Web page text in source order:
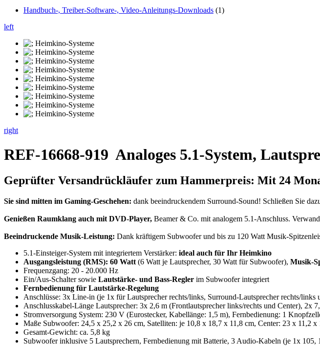
Handbuch-, Treiber-Software-, Video-Anleitungs-Downloads (1)
left
right
REF-16668-919 Analoges 5.1-System,
Geprüfter Versandrückläufer zum Hammerpreis: Mit 24
Sie sind mitten im Gaming-Geschehen: dank beeindruckendem Surround-Sound! Schließen Sie
Genießen Raumklang auch mit DVD-Player, Beamer & Co. mit analogem 5.1-Anschluss.
Beeindruckende Musik-Leistung: Dank kräftigem Subwoofer und bis zu 120 Watt Musik-
5.1-Einsteiger-System mit integriertem Verstärker: ideal auch für Ihr Heimkino
Ausgangsleistung (RMS): 60 Watt (6 Watt je Lautsprecher, 30 Watt für Subwoofer), Musik-
Frequenzgang: 20 - 20.000 Hz
Ein/Aus-Schalter sowie Lautstärke- und Bass-Regler im Subwoofer integriert
Fernbedienung für Lautstärke-Regelung
Anschlüsse: 3x Line-in (je 1x für Lautsprecher rechts/links, Surround-Lautsprecher rechts/
Anschlusskabel-Länge Lautsprecher: 3x 2,6 m (Frontlautsprecher links/rechts und Center), 2x
Stromversorgung System: 230 V (Eurostecker, Kabellänge: 1,5 m), Fernbedienung: 1
Maße Subwoofer: 24,5 x 25,2 x 26 cm, Satelliten: je 10,8 x 18,7 x 11,8 cm, Center: 23 x 11,2 x
Gesamt-Gewicht: ca. 5,8 kg
Subwoofer inklusive 5 Lautsprechern, Fernbedienung mit Batterie, 3 Audio-Kabeln (je 1x